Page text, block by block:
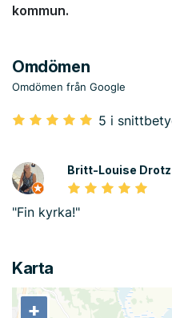
kommun.
Omdömen
Omdömen från Google
5 i
Britt-Louise Drotz
"Fin kyrka!"
Karta
+
+